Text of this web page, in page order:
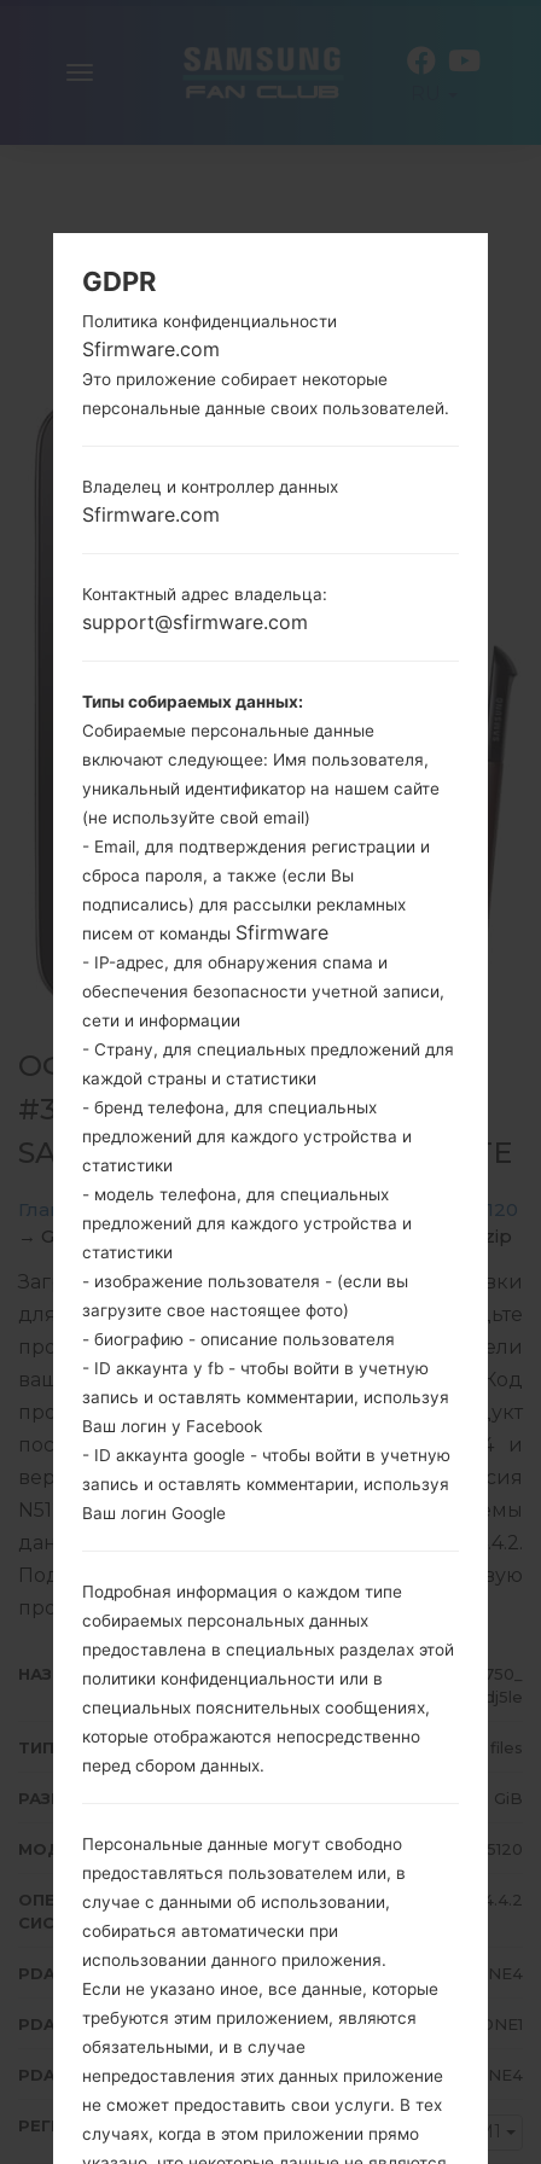
ОФИЦИАЛЬНАЯ ПРОШИВКА
#3626 ДЛЯ GT-N5120 -
SAMSUNGGALAXY NOTE 8.0 LTE
Главная → Galaxy Note 8.0 LTE →
SamsungGT-N5120
→ GT-N5120_MM1_1_20140520143750_6p5c8dj5le.zip
Загрузите последнее обновление прошивки
для Samsung Galaxy Note 8.0 LTE, но не забудьте
проверить, соответствует ли номер модели
вашего смартфона указанному GT-N5120. Код
прошивки MM1 для SINGAPORE. Продукт
поставляется с версией PDA N5120XXDNE4 и
версия CSC N5120OLBDNE1, MODEM версия
N5120XXDNE4. Версия операционной системы
данной прошивки Android KitKat 4.4.2.
Подробная инструкция, как прошить стоковую
прошивку на устройства Samsung
НАЗВАНИЕ ФАЙЛА
GT-N5120_MM1_1_20140520143750_
6p5c8dj5le
ТИП ПРОШИВКИ 4 files
РАЗМЕР ФАЙЛА 1.61 GiB
МОДЕЛЬ Samsung GT-N5120
ОПЕРАЦИОННАЯ
СИСТЕМА
Android KitKat 4.4.2
PDA/AP ВЕРСИЯ N5120XXDNE4
PDA/AP ВЕРСИЯ N5120OLBDNE1
PDA/AP ВЕРСИЯ N5120XXDNE4
РЕГИОН MM1
GDPR
Политика конфиденциальности
Sfirmware.com
Это приложение собирает некоторые
персональные данные своих пользователей.
Владелец и контроллер данных
Sfirmware.com
Контактный адрес владельца:
support@sfirmware.com
Типы собираемых данных:
Собираемые персональные данные
включают следующее: Имя пользователя,
уникальный идентификатор на нашем сайте
(не используйте свой email)
- Email, для подтверждения регистрации и
сброса пароля, а также (если Вы
подписались) для рассылки рекламных
писем от команды Sfirmware
- IP-адрес, для обнаружения спама и
обеспечения безопасности учетной записи,
сети и информации
- Страну, для специальных предложений для
каждой страны и статистики
- бренд телефона, для специальных
предложений для каждого устройства и
статистики
- модель телефона, для специальных
предложений для каждого устройства и
статистики
- изображение пользователя - (если вы
загрузите свое настоящее фото)
- биографию - описание пользователя
- ID аккаунта у fb - чтобы войти в учетную
запись и оставлять комментарии, используя
Ваш логин у Facebook
- ID аккаунта google - чтобы войти в учетную
запись и оставлять комментарии, используя
Ваш логин Google
Подробная информация о каждом типе
собираемых персональных данных
предоставлена в специальных разделах этой
политики конфиденциальности или в
специальных пояснительных сообщениях,
которые отображаются непосредственно
перед сбором данных.
Персональные данные могут свободно
предоставляться пользователем или, в
случае с данными об использовании,
собираться автоматически при
использовании данного приложения.
Если не указано иное, все данные, которые
требуются этим приложением, являются
обязательными, и в случае
непредоставления этих данных приложение
не сможет предоставить свои услуги. В тех
случаях, когда в этом приложении прямо